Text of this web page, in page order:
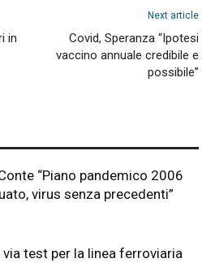
in
Next article
Covid, Speranza “Ipotesi
vaccino annuale credibile e
possibile”
“Piano pandemico 2006
virus senza precedenti”
via test per la linea ferroviaria